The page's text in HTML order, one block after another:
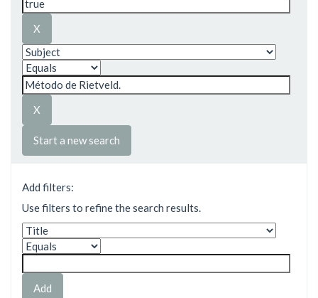
Start a new search
Add filters:
Use filters to refine the search results.